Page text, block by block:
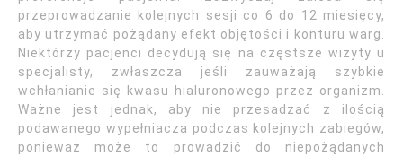
przeprowadzanie kolejnych sesji co 6 do 12 miesięcy,
aby utrzymać pożądany efekt objętości i konturu warg.
Niektórzy pacjenci decydują się na częstsze wizyty u
specjalisty, zwłaszcza jeśli zauważają szybkie
wchłanianie się kwasu hialuronowego przez organizm.
Ważne jest jednak, aby nie przesadzać z ilością
podawanego wypełniacza podczas kolejnych zabiegów,
ponieważ może to prowadzić do niepożądanych